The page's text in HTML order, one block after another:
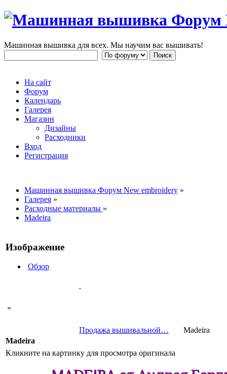
Машинная вышивка для всех. Мы научим вас вышивать!
На сайт
Форум
Календарь
Галерея
Магазин
Дизайны
Расходники
Вход
Регистрация
Машинная вышивка Форум New embroidery »
Галерея »
Расходные материалы »
Madeira
Изображение
Обзор
«
Продажа вышивальной…
Madeira
Madeira
Кликните на картинку для просмотра оригинала